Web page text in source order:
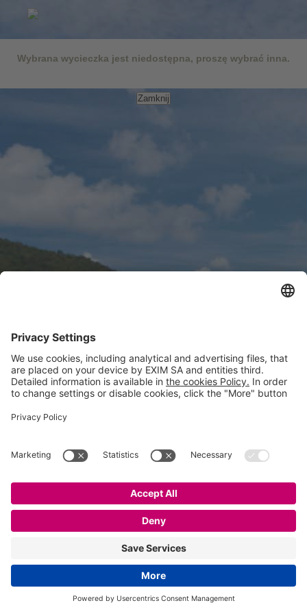
Wybrana wycieczka jest niedostępna, proszę wybrać inna.